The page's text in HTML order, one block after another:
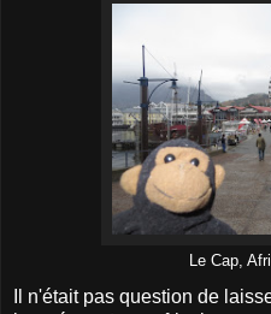
Le Cap,
Il n'était pas question de